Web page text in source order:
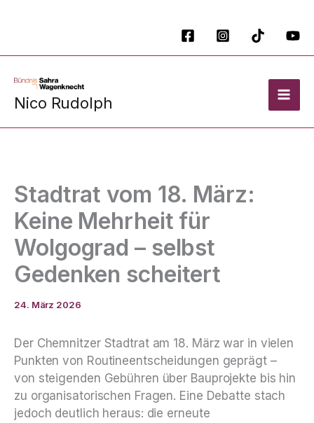
Nico Rudolph
Stadtrat vom 18. März:
Keine Mehrheit für
Wolgograd – selbst
Gedenken scheitert
24. März 2026
Der Chemnitzer Stadtrat am 18. März war in vielen
Punkten von Routineentscheidungen geprägt –
von steigenden Gebühren über Bauprojekte bis hin
zu organisatorischen Fragen. Eine Debatte stach
jedoch deutlich heraus: die erneute